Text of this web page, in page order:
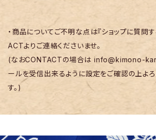
・商品についてご不明な点は『ショップに質問
ACTよりご連絡くださいませ。
(なおCONTACTの場合はinfo@kimono-
ールを受信出来るように設定をご確認の上よろ
す。)